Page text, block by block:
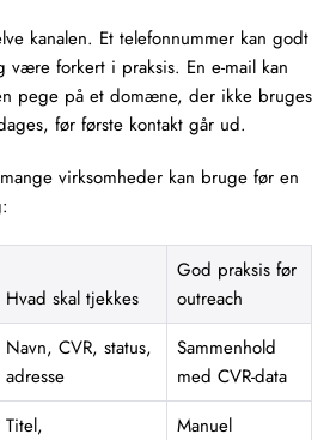
kanalen. Et telefonnummer kan godt
være forkert i praksis. En e-mail kan
pege på et domæne, der ikke bruges
før første kontakt går ud.
virksomheder kan bruge før en
Hvad skal tjekkes
God praksis før
outreach
Navn, CVR, status,
adresse
Sammenhold
med CVR-data
Titel,
Manuel